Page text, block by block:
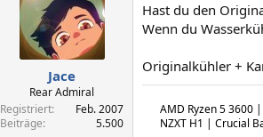
Jace
Rear Admiral
Registriert
Feb. 2007
Beiträge
5.500
Hast du den
Wenn du
Originalkühler +
AMD Ryzen 5 3600
NZXT H1 | Crucial